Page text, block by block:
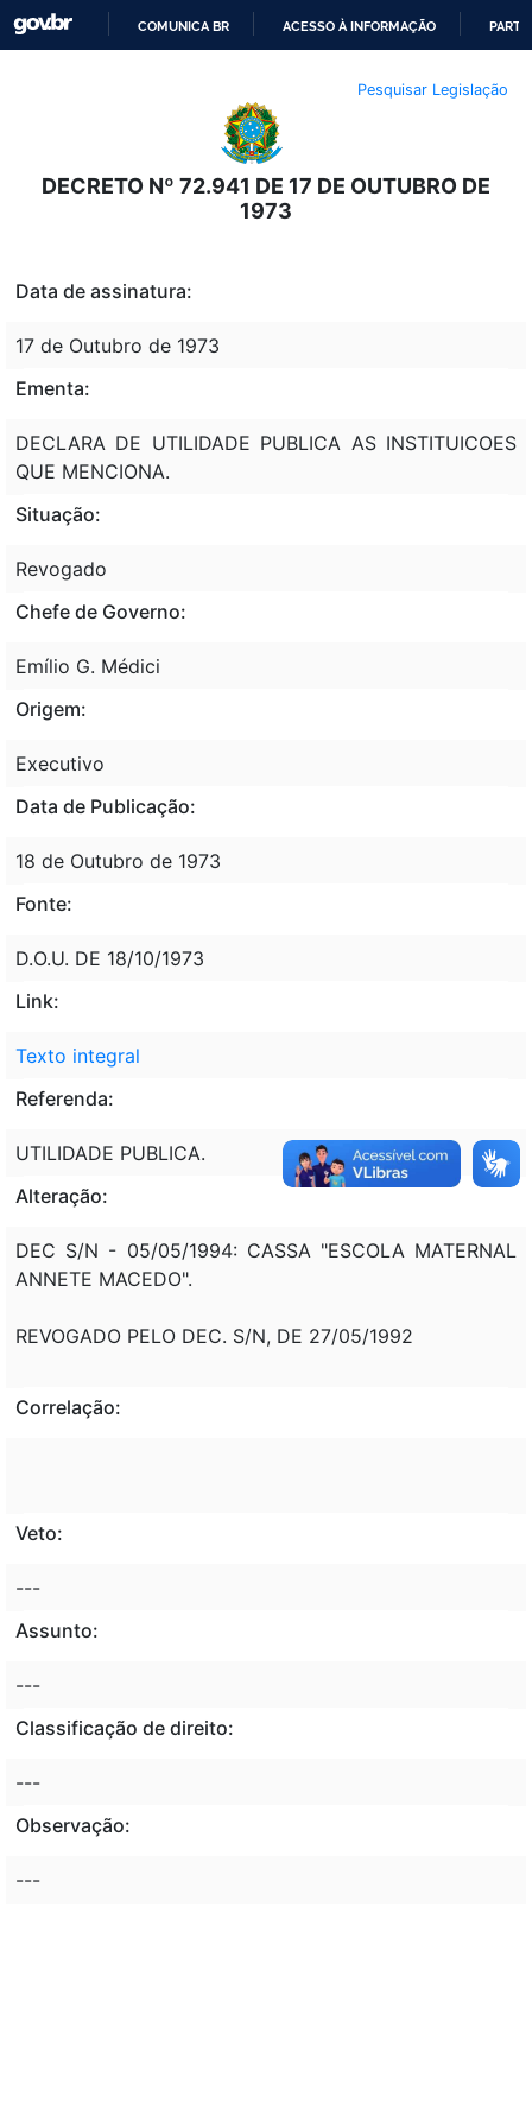
O
CONTEÚDO
COMUNICA BR ACESSO À INFORMAÇÃO
Pesquisar Legislação
DECRETO Nº 72.941 DE 17 DE OUTUBRO DE
1973
Data de assinatura:
17 de Outubro de 1973
Ementa:
DECLARA DE UTILIDADE PUBLICA AS INSTITUICOES
QUE MENCIONA.
Situação:
Revogado
Chefe de Governo:
Emílio G. Médici
Origem:
Executivo
Data de Publicação:
18 de Outubro de 1973
Fonte:
D.O.U. DE 18/10/1973
Link:
Texto integral
Referenda:
UTILIDADE PUBLICA.
Alteração:
DEC S/N - 05/05/1994: CASSA "ESCOLA MATERNAL
ANNETE MACEDO".
REVOGADO PELO DEC. S/N, DE 27/05/1992
Correlação:
Veto:
---
Assunto:
---
Classificação de direito:
---
Observação:
---